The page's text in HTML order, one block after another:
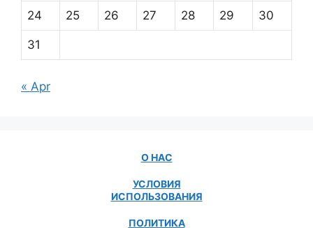
24 25 26 27 28 29 30
31
« Apr
О НАС
УСЛОВИЯ
ИСПОЛЬЗОВАНИЯ
ПОЛИТИКА